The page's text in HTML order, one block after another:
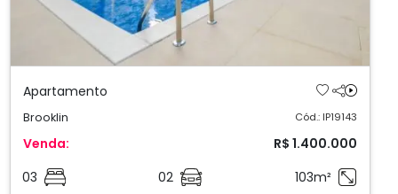
Apartamento
Brooklin Cód.: IP19143
Venda:
R$ 1.400.000
03
02 103m²